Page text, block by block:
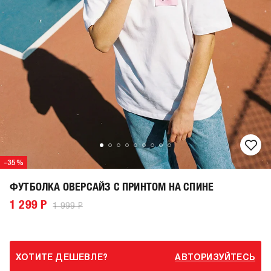
-35%
ФУТБОЛКА ОВЕРСАЙЗ С ПРИНТОМ НА СПИНЕ
1 299 Р 1 999 Р
ХОТИТЕ ДЕШЕВЛЕ? АВТОРИЗУЙТЕСЬ